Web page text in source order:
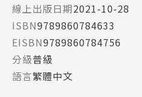
線上出版日期2021-10-28
ISBN9789860784633
EISBN9789860784756
分級普級
語言繁體中文